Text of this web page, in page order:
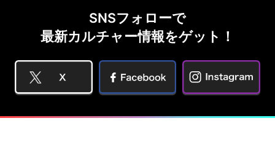
SNSフォローで
最新カルチャー情報をゲット！